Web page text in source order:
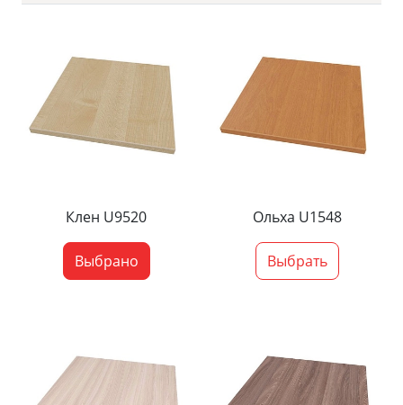
Клен U9520
Выбрано
Ольха U1548
Выбрать